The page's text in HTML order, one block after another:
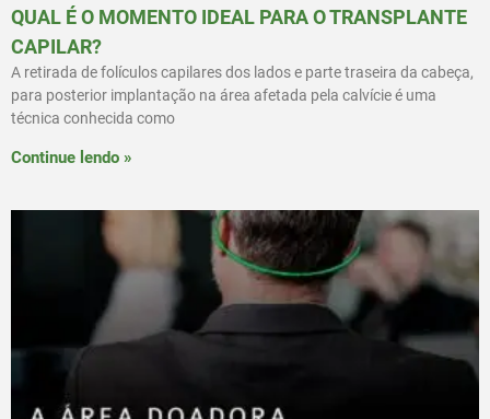
QUAL É O MOMENTO IDEAL PARA O TRANSPLANTE
CAPILAR?
A retirada de folículos capilares dos lados e parte traseira da cabeça,
para posterior implantação na área afetada pela calvície é uma
técnica conhecida como
Continue lendo »